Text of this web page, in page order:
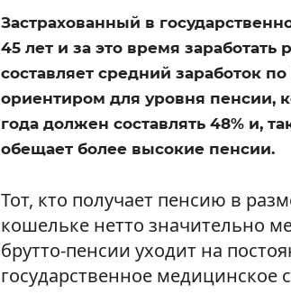
Застрахованный в
45 лет и за это время заработать
составляет средний заработок
ориентиром для уровня пенсии,
года должен составлять 48% и,
обещает более высокие пенсии.
Тот, кто получает пенсию в
кошельке нетто значительно
брутто-пенсии уходит на
государственное медицинское